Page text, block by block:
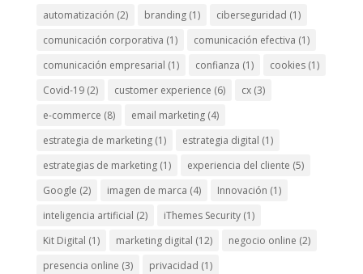
automatización (2) branding(1) ciberseguridad (1)
comunicación corporativa (1) comunicación efectiva (1)
comunicación empresarial (1) confianza (1) cookies(1)
Covid-19(2) customer experience (6) cx(3)
e-commerce (8) email marketing(4)
estrategia de marketing(1) estrategia digital (1)
estrategias de marketing(1) experiencia del cliente (5)
Google (2) imagen de marca (4) Innovación (1)
inteligencia artificial (2) iThemes Security(1)
Kit Digital (1) marketing digital (12) negocio online (2)
presencia online (3) privacidad (1)